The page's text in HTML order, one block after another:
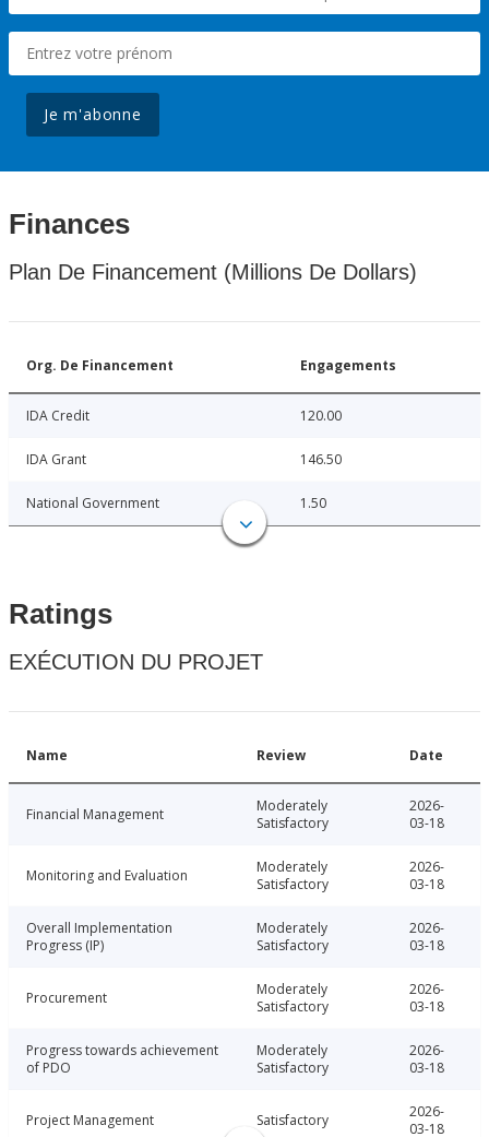
Je m'abonne
Finances
Plan De Financement (Millions De Dollars)
Org. De Financement Engagements
IDA Credit 120.00
IDA Grant 146.50
National Government 1.50
Ratings
EXÉCUTION DU PROJET
Name Review Date
Financial Management
Moderately
Satisfactory
2026-
03-18
Monitoring and Evaluation
Moderately
Satisfactory
2026-
03-18
Overall Implementation
Progress (IP)
Moderately
Satisfactory
2026-
03-18
Procurement
Moderately
Satisfactory
2026-
03-18
Progress towards achievement
of PDO
Moderately
Satisfactory
2026-
03-18
Project Management Satisfactory
2026-
03-18